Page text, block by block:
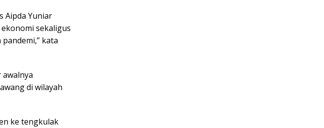
Aipda Yuniar
sekaligus
kata
di wilayah
ke tengkulak